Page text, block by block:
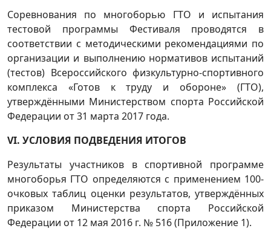
Соревнования по многоборью ГТО и испытания
тестовой программы Фестиваля проводятся в
соответствии с методическими рекомендациями по
организации и выполнению нормативов испытаний
(тестов) Всероссийского физкультурно-спортивного
комплекса «Готов к труду и обороне» (ГТО),
утверждёнными Министерством спорта Российской
Федерации от 31 марта 2017 года.
VI. УСЛОВИЯ ПОДВЕДЕНИЯ ИТОГОВ
Результаты участников в спортивной программе
многоборья ГТО определяются с применением 100-
очковых таблиц оценки результатов, утверждённых
приказом Министерства спорта Российской
Федерации от 12 мая 2016 г. № 516 (Приложение 1).